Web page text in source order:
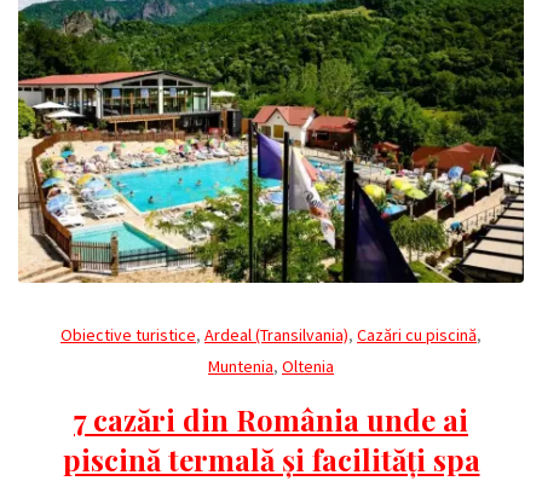
Obiective turistice, Ardeal (Transilvania), Cazări cu piscină,
Muntenia, Oltenia
7 cazări din România unde ai
piscină termală și facilități spa